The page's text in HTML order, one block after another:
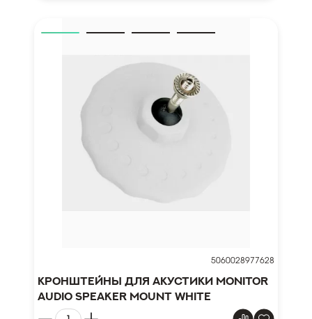
5060028977628
Кронштейны для акустики Monitor
Audio Speaker Mount White